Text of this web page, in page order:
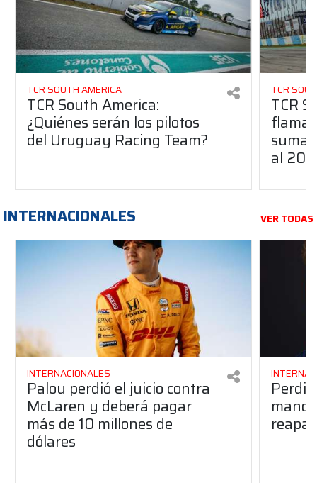
TCR SOUTH AMERICA
TCR South America:
¿Quiénes serán los pilotos
del Uruguay Racing Team?
TCR
TCR
suma
al
INTERNACIONALES VER TODAS
INTERNACIONALES
Palou perdió el juicio contra
McLaren y deberá pagar
más de 10 millones de
dólares